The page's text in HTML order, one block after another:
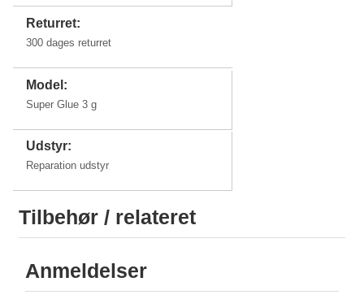
Returret:
300 dages returret
Model:
Super Glue 3 g
Udstyr:
Reparation udstyr
Tilbehør / relateret
Anmeldelser